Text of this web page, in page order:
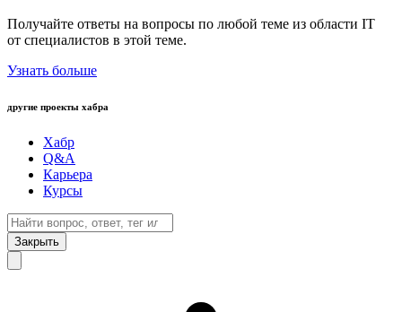
Получайте ответы на вопросы по любой теме из области IT
от специалистов в этой теме.
Узнать больше
другие проекты хабра
Хабр
Q&A
Карьера
Курсы
Закрыть